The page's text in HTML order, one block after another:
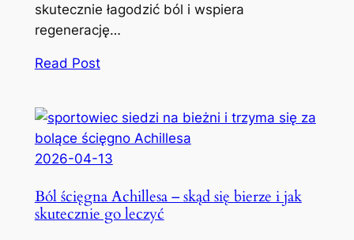
skutecznie łagodzić ból i wspiera
regenerację…
Read Post
2026-04-13
Ból ścięgna Achillesa – skąd się bierze i jak
skutecznie go leczyć